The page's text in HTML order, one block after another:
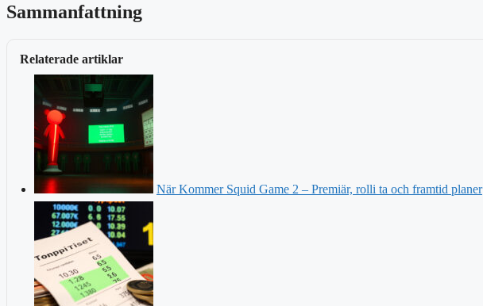
Sammanfattning
Relaterade artiklar
När Kommer Squid Game 2 – Premiär, rolli ta och framtid planer